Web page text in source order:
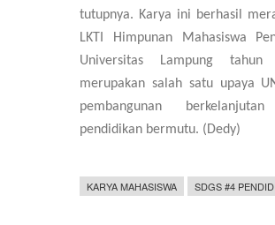
tutupnya. Karya ini berhasil
LKTI Himpunan Mahasiswa
Universitas Lampung
merupakan salah satu upaya
pembangunan
pendidikan bermutu. (Dedy)
KARYA MAHASISWA SDGS #4